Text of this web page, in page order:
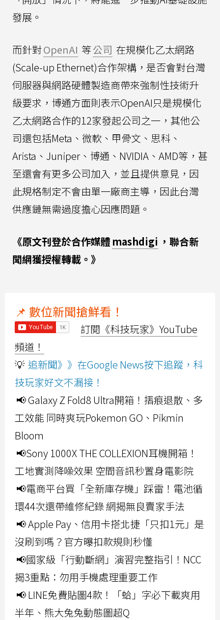
發展。
而針對OpenAI 等公司 在規模化乙太網路
(Scale-up Ethernet)合作架構，是否會對台灣
伺服器與網路硬體製造商帶來強制性技術升
級要求，博通方面則表示OpenAI只是規模化
乙太網路合作的12家發起公司之一，其他公
司還包括Meta、微軟、甲骨文、思科、
Arista、Juniper、博通、NVIDIA、AMD等，甚
至還會有更多公司加入，並且提供意見，因
此規格制定不會由單一廠商主導，因此台灣
供應鏈無需過度擔心因應問題。
《原文刊登於合作媒體 mashdigi ，聯合新
聞網獲授權轉載。》
📌 數位新聞搶鮮看！
訂閱《科技玩家》YouTube
頻道！
💡 追新聞》》在Google News按下追蹤，科
技玩家好文不漏接！
📢 Galaxy Z Fold8 Ultra開箱！摺痕退散、多
工效能 同時爽玩Pokemon GO、Pikmin
Bloom
📢Sony 1000X THE COLLEXION耳機開箱！
工地實測降噪效果 空間音訊秒置身電影院
📢電商平台買「全新庫存機」踩雷！電池循
環44次還帶維修紀錄 網揭無良賣家手法
📢 Apple Pay、信用卡搭北捷「只扣1元」是
沒刷到嗎？官方曝扣款規則秒懂
📢國家級「行動斷網」演習完整指引！NCC
揭3重點：勿用手機處理重要工作
📢 LINE免費貼圖4款！「蛤」字必下載爽用
半年、熊大兔兔動態圖超Q